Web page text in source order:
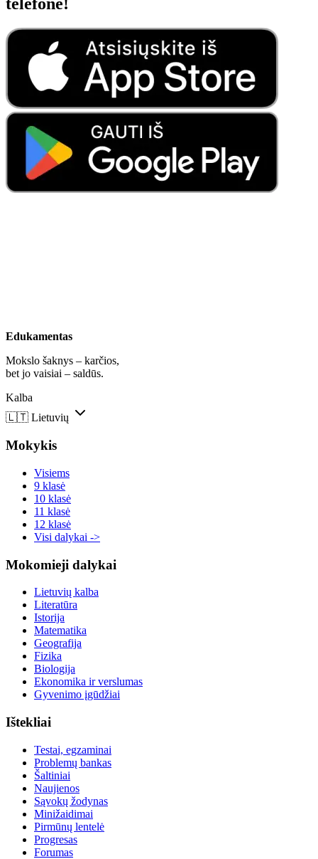
telefone!
Edukamentas
Mokslo šaknys – karčios,
bet jo vaisiai – saldūs.
Kalba
🇱🇹 Lietuvių
Mokykis
Visiems
9 klasė
10 klasė
11 klasė
12 klasė
Visi dalykai ->
Mokomieji dalykai
Lietuvių kalba
Literatūra
Istorija
Matematika
Geografija
Fizika
Biologija
Ekonomika ir verslumas
Gyvenimo įgūdžiai
Ištekliai
Testai, egzaminai
Problemų bankas
Šaltiniai
Naujienos
Sąvokų žodynas
Minižaidimai
Pirmūnų lentelė
Progresas
Forumas